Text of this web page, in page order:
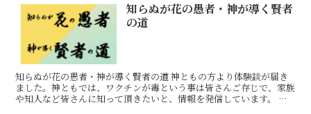
知らぬが花の愚者・神が導く賢者
の道
知らぬが花の愚者・神が導く賢者の道 神ともの方より体験談が届き
ました。神ともでは、ワクチンが毒という事は皆さんご存じで、家族
や知人など皆さんに知って頂きたいと、情報を発信しています。 皆